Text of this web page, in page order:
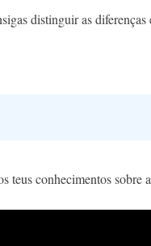
distinguir as
teus conhecimentos sobre